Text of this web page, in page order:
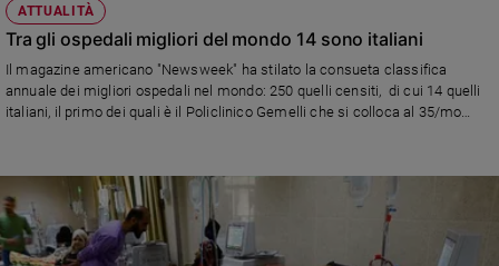
Papa
Chiesa
Chiesa
e
spiritualità
Santi
Devozione
ATTUALITÀ
Tra gli ospedali migliori del mondo 14 sono italiani
Il magazine americano "Newsweek" ha stilato la consueta classifica
annuale dei migliori ospedali nel mondo: 250 quelli censiti, di cui 14 quelli
italiani, il primo dei quali è il Policlinico Gemelli che si colloca al 35/mo